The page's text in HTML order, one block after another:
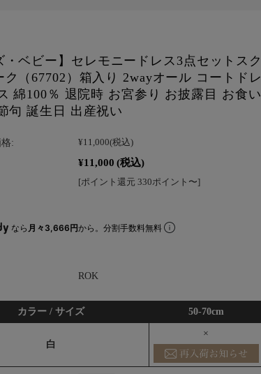
・ベビー】セレモニードレス3点セットスク
ク（67702）箱入り 2wayオール コートドレ
綿100％ 退院時 お宮参り お披露目 お食い
句 誕生日 出産祝い
: ¥11,000(税込)
¥11,000 (税込)
[ポイント還元 330ポイント〜]
なら 月々3,666円から。分割手数料無料
ROK
カラー / サイズ 50-70cm
白
×